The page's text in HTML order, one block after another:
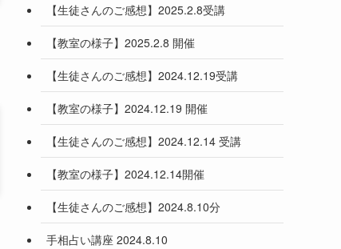
【生徒さんのご感想】2025.2.8受講
【教室の様子】2025.2.8 開催
【生徒さんのご感想】2024.12.19受講
【教室の様子】2024.12.19 開催
【生徒さんのご感想】2024.12.14 受講
【教室の様子】2024.12.14開催
【生徒さんのご感想】2024.8.10分
手相占い講座 2024.8.10